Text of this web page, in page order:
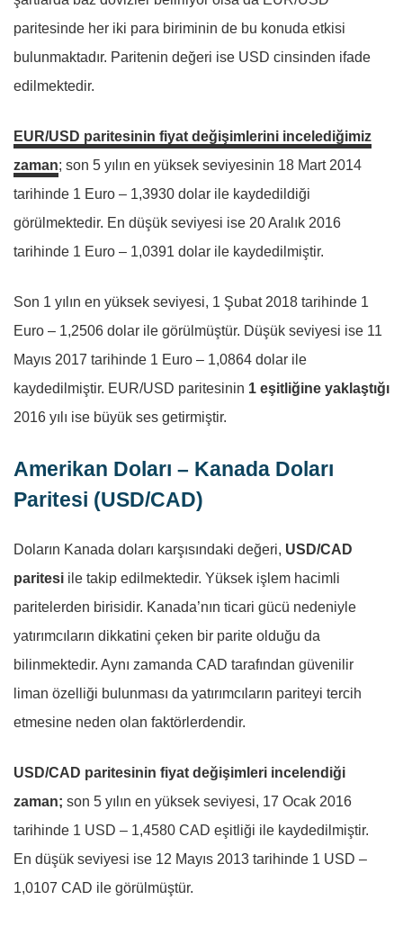
paritesinde her iki para biriminin de bu konuda etkisi
bulunmaktadır. Paritenin değeri ise USD cinsinden ifade
edilmektedir.
EUR/USD paritesinin fiyat değişimlerini incelediğimiz
zaman; son 5 yılın en yüksek seviyesinin 18 Mart 2014
tarihinde 1 Euro – 1,3930 dolar ile kaydedildiği
görülmektedir. En düşük seviyesi ise 20 Aralık 2016
tarihinde 1 Euro – 1,0391 dolar ile kaydedilmiştir.
Son 1 yılın en yüksek seviyesi, 1 Şubat 2018 tarihinde 1
Euro – 1,2506 dolar ile görülmüştür. Düşük seviyesi ise 11
Mayıs 2017 tarihinde 1 Euro – 1,0864 dolar ile
kaydedilmiştir. EUR/USD paritesinin 1 eşitliğine yaklaştığı
2016 yılı ise büyük ses getirmiştir.
Amerikan Doları – Kanada Doları
Paritesi (USD/CAD)
Doların Kanada doları karşısındaki değeri, USD/CAD
paritesi ile takip edilmektedir. Yüksek işlem hacimli
paritelerden birisidir. Kanada’nın ticari gücü nedeniyle
yatırımcıların dikkatini çeken bir parite olduğu da
bilinmektedir. Aynı zamanda CAD tarafından güvenilir
liman özelliği bulunması da yatırımcıların pariteyi tercih
etmesine neden olan faktörlerdendir.
USD/CAD paritesinin fiyat değişimleri incelendiği
zaman; son 5 yılın en yüksek seviyesi, 17 Ocak 2016
tarihinde 1 USD – 1,4580 CAD eşitliği ile kaydedilmiştir.
En düşük seviyesi ise 12 Mayıs 2013 tarihinde 1 USD –
1,0107 CAD ile görülmüştür.